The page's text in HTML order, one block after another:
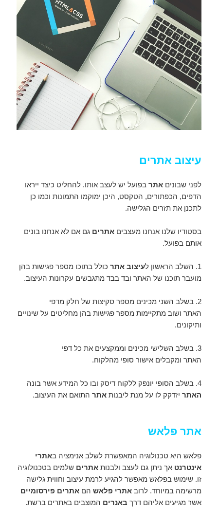
עיצוב אתרים
לפני שבוניםאתר בפועל יש לעצב אותו. להחליט כיצד ייראו
הדפים, הכפתורים, הטקסט, היכן ימוקמו התמונות וכמו כן
לתכנן את תזרים הגלישה.
בסטודיו שלנו אנחנו מעצביםאתרים גם אם לא אנחנו בונים
אותם בפועל.
1. השלב הראשון ל עיצוב אתר כולל בתוכו מספר פגישות בהן
מועבר תוכנו של האתר ובד בבד מתגבשים עקרונות העיצוב.
2. בשלב השני מכינים מספר סקיצות של חלק מדפי
האתר ושוב מתקיימות מספר פגישות בהן מחליטים על שינויים
ותיקונים.
3. בשלב השלישי מכינים וממקצעים את כל דפי
האתר ומקבלים אישור סופי מהלקוח.
4. בשלב הסופי יונפק ללקוח דיסק ובו כל המידע אשר בונה
האתר יזדקק לו על מנת ליבנותאתר התואם את העיצוב.
אתר פלאש
פלאש היא טכנולוגיה המאפשרת לשלב אנימציה באתרי
אינטרנט אך ניתן גם לעצב ולבנותאתריםשלמים בטכנולוגיה
זו. שימוש בפלאש מאפשר להגיע לרמת עיצוב וחווית גלישה
מרשימה במיוחד. לרובאתרי פלאש הםאתרים פירסומיים
אשר מגיעים אליהם דרך באנרים המוצבים באתרים ברשת.